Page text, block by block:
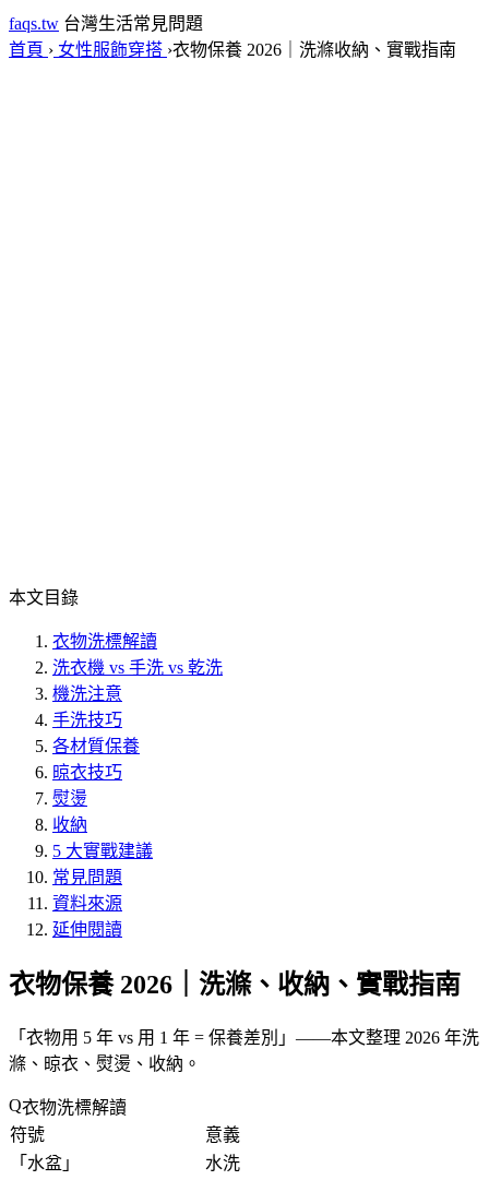
faqs.tw 台灣生活常見問題
首頁 › 女性服飾穿搭 ›衣物保養 2026｜洗滌收納、實戰指南
本文目錄
衣物洗標解讀
洗衣機 vs 手洗 vs 乾洗
機洗注意
手洗技巧
各材質保養
晾衣技巧
熨燙
收納
5 大實戰建議
常見問題
資料來源
延伸閱讀
衣物保養 2026｜洗滌、收納、實戰指南
「 衣物用 5 年 vs 用 1 年 = 保養差別 」——本文整理 2026 年洗
滌、晾衣、熨燙、收納。
衣物洗標解讀
符號
意義
「 水盆 」
水洗